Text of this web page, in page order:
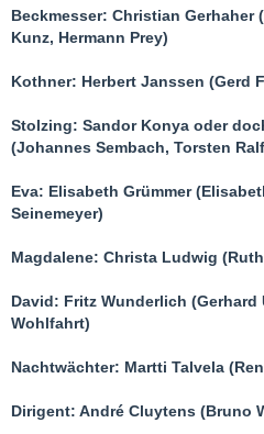
Beckmesser: Christian Gerhaher
Kunz, Hermann Prey)
Kothner: Herbert Janssen (Gerd
Stolzing: Sandor Konya oder
(Johannes Sembach, Torsten
Eva: Elisabeth Grümmer
Seinemeyer)
Magdalene: Christa Ludwig
David: Fritz Wunderlich (Gerhard
Wohlfahrt)
Nachtwächter: Martti Talvela
Dirigent: André Cluytens (Bruno